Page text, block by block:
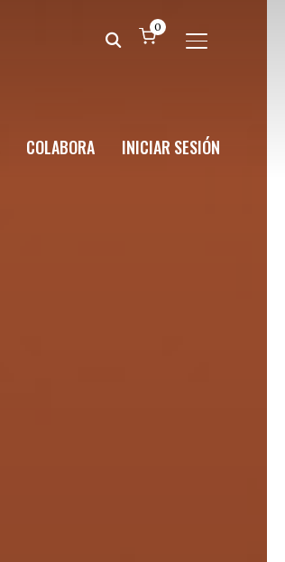
ALTERNAR
0
COLABORA INICIAR SESIÓN